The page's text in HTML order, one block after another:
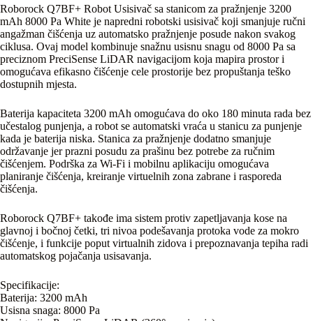
Roborock Q7BF+ Robot Usisivač sa stanicom za pražnjenje 3200
mAh 8000 Pa White je napredni robotski usisivač koji smanjuje ručni
angažman čišćenja uz automatsko pražnjenje posude nakon svakog
ciklusa. Ovaj model kombinuje snažnu usisnu snagu od 8000 Pa sa
preciznom PreciSense LiDAR navigacijom koja mapira prostor i
omogućava efikasno čišćenje cele prostorije bez propuštanja teško
dostupnih mjesta.
Baterija kapaciteta 3200 mAh omogućava do oko 180 minuta rada bez
učestalog punjenja, a robot se automatski vraća u stanicu za punjenje
kada je baterija niska. Stanica za pražnjenje dodatno smanjuje
održavanje jer prazni posudu za prašinu bez potrebe za ručnim
čišćenjem. Podrška za Wi-Fi i mobilnu aplikaciju omogućava
planiranje čišćenja, kreiranje virtuelnih zona zabrane i rasporeda
čišćenja.
Roborock Q7BF+ takođe ima sistem protiv zapetljavanja kose na
glavnoj i bočnoj četki, tri nivoa podešavanja protoka vode za mokro
čišćenje, i funkcije poput virtualnih zidova i prepoznavanja tepiha radi
automatskog pojačanja usisavanja.
Specifikacije:
Baterija: 3200 mAh
Usisna snaga: 8000 Pa